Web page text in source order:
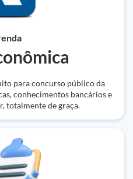
para concurso público da
conhecimentos bancários e
totalmente de graça.